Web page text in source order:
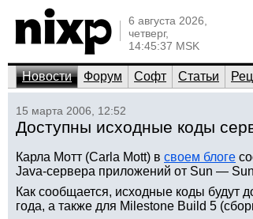
6 августа 2026,
четверг,
14:45:37 MSK
Новости Форум Софт Статьи
15 марта 2006, 12:52
Доступны исходные коды
Карла Мотт (Carla Mott) в своем блоге
Java-сервера приложений от Sun —
Как сообщается, исходные коды будут
года, а также для Milestone Build 5